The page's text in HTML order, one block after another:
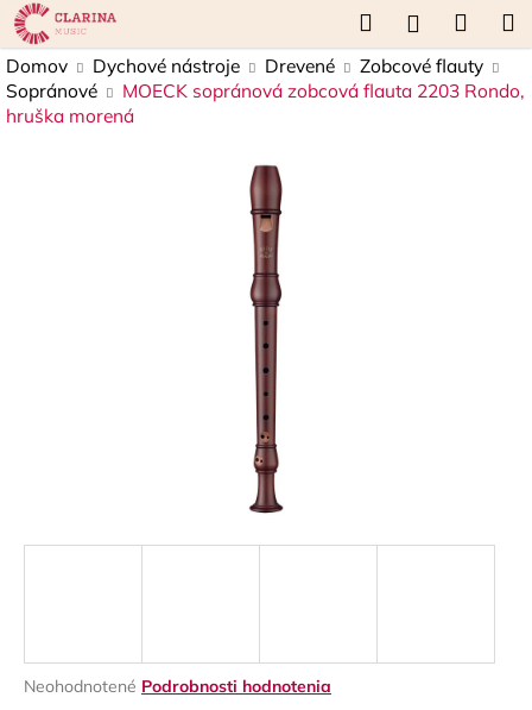
Prejsť
na
obsah
Hľadať
košík
Domov Dychové nástroje Drevené
Zobcové flauty
Sopránové
MOECK sopránová zobcová flauta 2203 Rondo,
hruška morená
Priemerné
Neohodnotené Podrobnosti hodnotenia
K
o
š
Späť
Späť
Č
ť
?